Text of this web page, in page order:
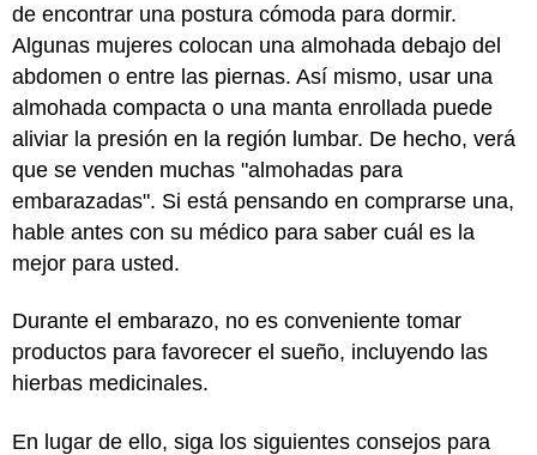
de encontrar una postura cómoda para dormir.
Algunas mujeres colocan una almohada debajo del
abdomen o entre las piernas. Así mismo, usar una
almohada compacta o una manta enrollada puede
aliviar la presión en la región lumbar. De hecho, verá
que se venden muchas "almohadas para
embarazadas". Si está pensando en comprarse una,
hable antes con su médico para saber cuál es la
mejor para usted.
Durante el embarazo, no es conveniente tomar
productos para favorecer el sueño, incluyendo las
hierbas medicinales.
En lugar de ello, siga los siguientes consejos para